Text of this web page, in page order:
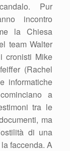
Pur
incontro
la Chiesa
team Walter
cronisti Mike
(Rachel
informatiche
a
tra le
ma
di una
faccenda. A